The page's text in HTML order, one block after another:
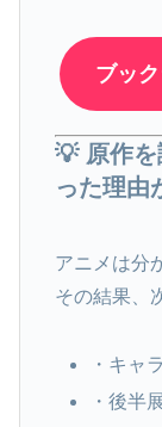
ブッ
💡 原作
った理由
アニメは分
その結果、
・キャ
・後半